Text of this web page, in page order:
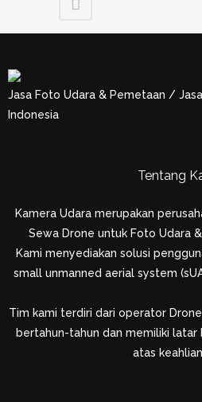
Jasa Foto Udara & Pemetaan /
Indonesia
Tentang
Kamera Udara merupakan
Sewa Drone untuk Foto Udara
Kami menyediakan solusi
small unmanned aerial system
Tim kami terdiri dari operator
bertahun-tahun dan memiliki latar
atas